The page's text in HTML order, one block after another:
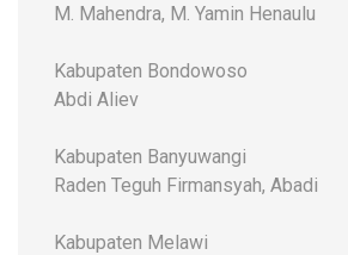
M. Mahendra, M. Yamin Henaulu
Kabupaten Bondowoso
Abdi Aliev
Kabupaten Banyuwangi
Raden Teguh Firmansyah, Abadi
Kabupaten Melawi